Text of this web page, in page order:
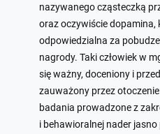
nazywanego cząsteczką
oraz oczywiście dopamina,
odpowiedzialna za
nagrody. Taki człowiek w
się ważny, doceniony i
zauważony przez
badania prowadzone z
i behawioralnej nader